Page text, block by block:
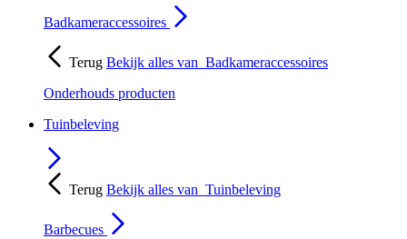
Badkameraccessoires
Terug Bekijk alles van Badkameraccessoires
Onderhouds producten
Tuinbeleving
Terug Bekijk alles van Tuinbeleving
Barbecues